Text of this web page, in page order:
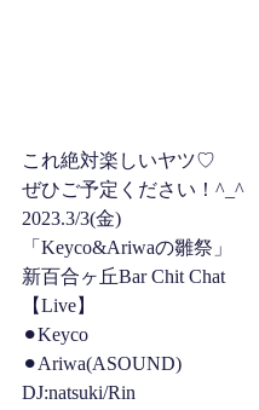
これ絶対楽しいヤツ♡
ぜひご予定ください！^_^
2023.3/3(金)
「Keyco&Ariwaの雛祭」
新百合ヶ丘Bar Chit Chat
【Live】
⚫︎Keyco
⚫︎Ariwa(ASOUND)
DJ:natsuki/Rin